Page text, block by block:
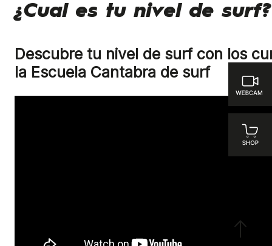
¿Cual es tu nivel de surf?
Descubre tu nivel de surf con los
la Escuela Cantabra de surf